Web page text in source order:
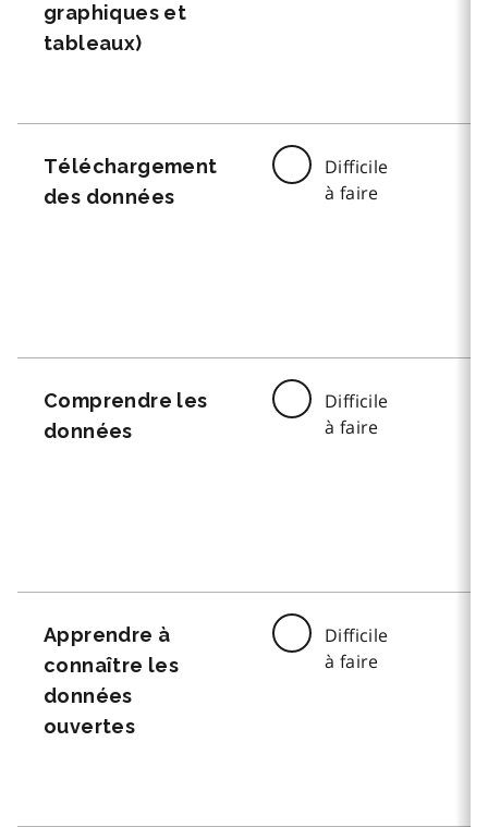
graphiques et
tableaux)
Téléchargement
des données
Difficile
à faire
Comprendre les
données
Difficile
à faire
Apprendre à
connaître les
données
ouvertes
Difficile
à faire